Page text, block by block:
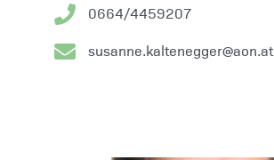
0664/4459207
susanne.kaltenegger@aon.at